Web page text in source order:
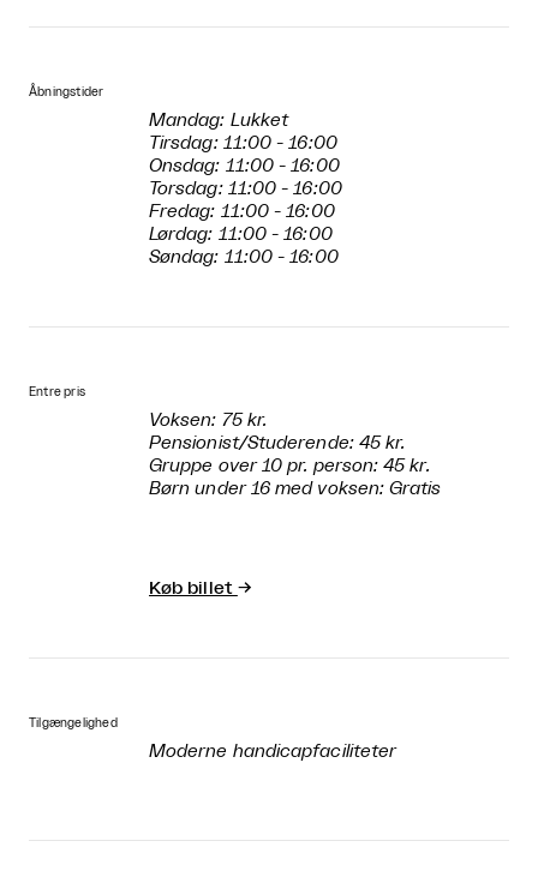
Åbningstider
Mandag: Lukket
Tirsdag: 11:00 - 16:00
Onsdag: 11:00 - 16:00
Torsdag: 11:00 - 16:00
Fredag: 11:00 - 16:00
Lørdag: 11:00 - 16:00
Søndag: 11:00 - 16:00
Entre pris
Voksen: 75 kr.
Pensionist/Studerende: 45 kr.
Gruppe over 10 pr. person: 45 kr.
Børn under 16 med voksen: Gratis
Køb billet →
Tilgængelighed
Moderne handicapfaciliteter